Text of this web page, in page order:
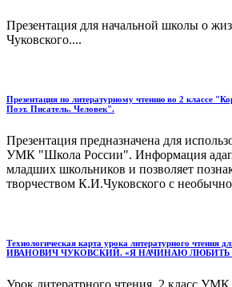
Презентация для начальной школы о
Чуковского....
Презентация по литературному чтению во 2 классе
Поэт. Писатель. Человек".
Презентация предназначена для
УМК "Школа России". Информация
младших школьников и позволяет
творчеством К.И.Чуковского с
Технологическая карта урока литературного чтения
ИВАНОВИЧ ЧУКОВСКИЙ. «Я НАЧИНАЮ ЛЮБИТЬ
Урок литератрного чтения. 2 класс